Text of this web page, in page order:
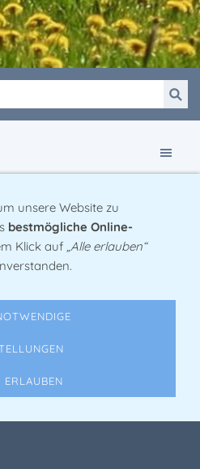
Heimatvereine
der Freudenberger
wir uns über eine Spende
Siegen, IBAN DE82 4605
unsere Website zu
bestmögliche Online-
Klick auf „Alle erlauben“
ERLAUBEN